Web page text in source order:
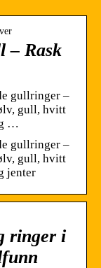
– Rask
gullringer –
gull, hvitt
…
gullringer –
gull, hvitt
jenter
ringer i